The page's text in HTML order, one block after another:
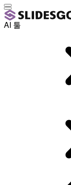
AI 툴